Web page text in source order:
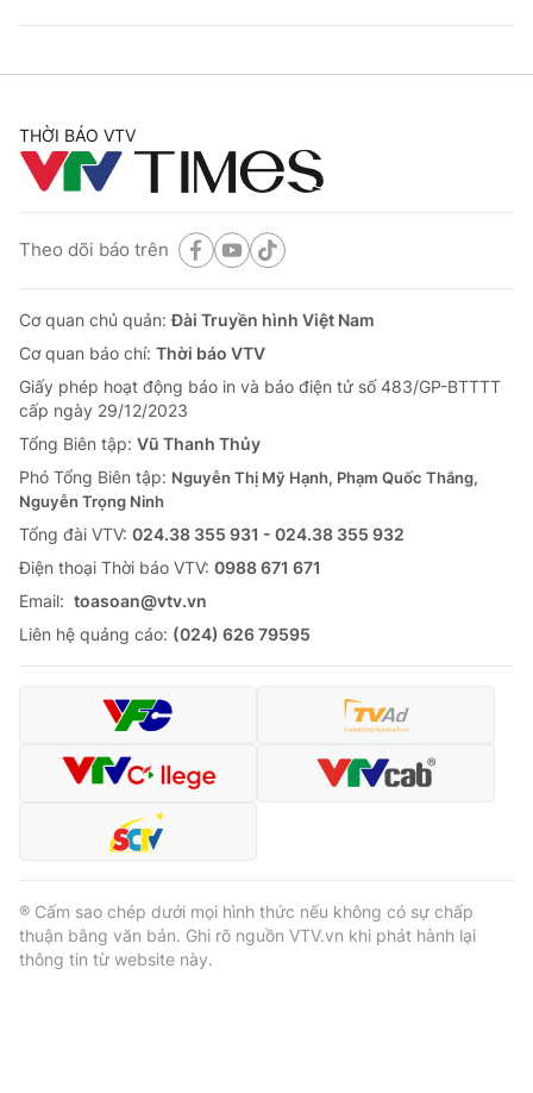
THỜI BÁO VTV
Theo dõi báo trên
Cơ quan chủ quản:Đài Truyền hình Việt Nam
Cơ quan báo chí: Thời báo VTV
Giấy phép hoạt động báo in và báo điện tử số 483/GP-BTTTT
cấp ngày 29/12/2023
Tổng Biên tập: Vũ Thanh Thủy
Phó Tổng Biên tập: Nguyễn Thị Mỹ Hạnh, Phạm Quốc Thắng,
Nguyễn Trọng Ninh
Tổng đài VTV: 024.38 355 931 - 024.38 355 932
Ðiện thoại Thời báo VTV: 0988 671 671
Email: toasoan@vtv.vn
Liên hệ quảng cáo: (024) 626 79595
® Cấm sao chép dưới mọi hình thức nếu không có sự chấp
thuận bằng văn bản. Ghi rõ nguồn VTV.vn khi phát hành lại
thông tin từ website này.